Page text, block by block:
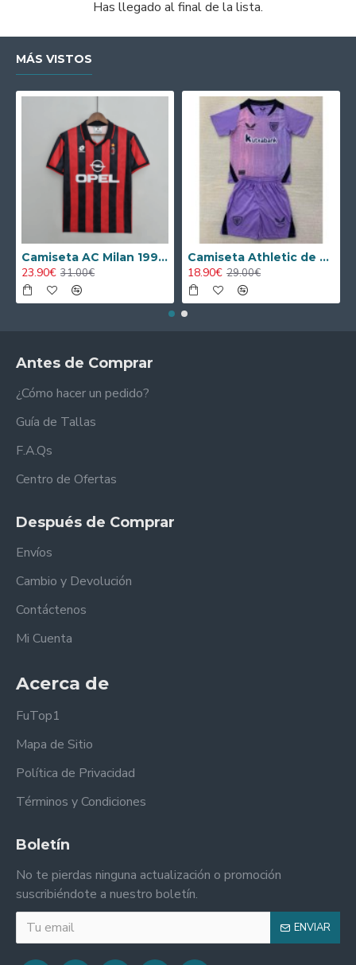
Has llegado al final de la lista.
MÁS VISTOS
Camiseta AC Milan 1995/1996 Local Retro
23.90€ 31.00€
Camiseta Athletic de Bilbao 2024/2025 Alternativo Niño Kit
18.90€ 29.00€
Antes de Comprar
¿Cómo hacer un pedido?
Guía de Tallas
F.A.Qs
Centro de Ofertas
Después de Comprar
Envíos
Cambio y Devolución
Contáctenos
Mi Cuenta
Acerca de
FuTop1
Mapa de Sitio
Política de Privacidad
Términos y Condiciones
Boletín
No te pierdas ninguna actualización o promoción
suscribiéndote a nuestro boletín.
ENVIAR